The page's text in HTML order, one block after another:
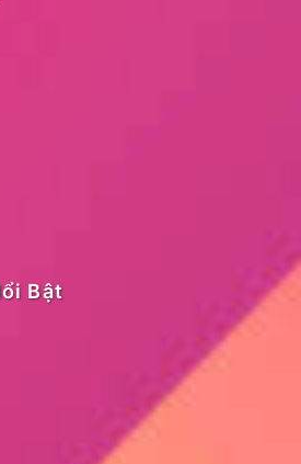
Bật